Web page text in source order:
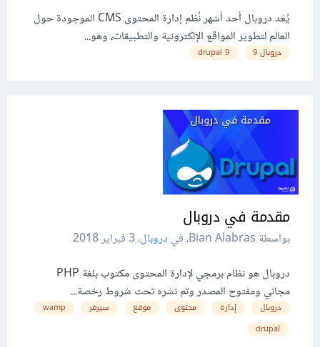
يُعَد دروبال أحد أشهر نُظم إدارة المحتوى CMS الموجودة حول
العالم لتطوير المواقع الإلكترونية والتطبيقات، وهو...
دروبال 9 9 drupal
مقدمة في دروبال
بواسطة Bian Alabras، في دروبال،3 فبراير 2018
دروبال هو نظام برمجي لإدارة المحتوى مكتوب بلغة PHP
مجاني ومفتوح المصدر وتم نشره تحت شروط رخصة...
دروبال إدارة محتوى موقع سيرفر
wamp
drupal